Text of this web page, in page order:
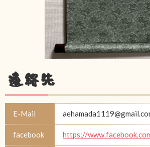
連絡先
E-Mail
facebook https://